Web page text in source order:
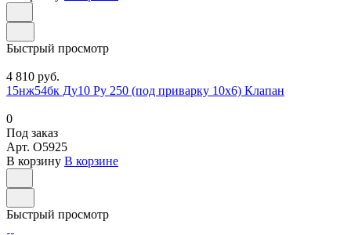
Быстрый просмотр
4 810 руб.
15нж54бк Ду10 Ру 250 (под приварку 10х6) Клапан
0
Под заказ
Арт. O5925
В корзину В корзине
Быстрый просмотр